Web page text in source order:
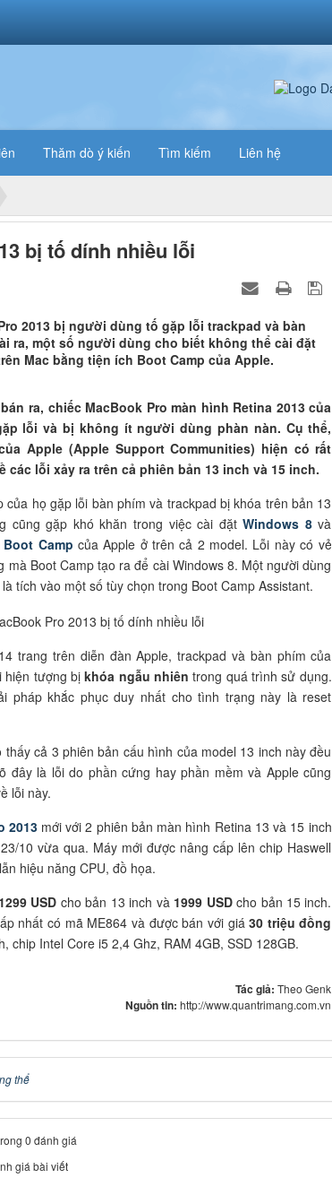
Thăm dò ý kiến Tìm kiếm Liên hệ
bị tố dính nhiều lỗi
2013 bị người dùng tố gặp lỗi trackpad và bàn
ra, một số người dùng cho biết không thể cài đặt
Mac bằng tiện ích Boot Camp của Apple.
ra, chiếc MacBook Pro màn hình Retina 2013 của
lỗi và bị không ít người dùng phàn nàn. Cụ thể,
Apple (Apple Support Communities) hiện có rất
các lỗi xảy ra trên cả phiên bản 13 inch và 15 inch.
của họ gặp lỗi bàn phím và trackpad bị khóa trên bản 13
cũng gặp khó khăn trong việc cài đặtWindows 8và
Boot Camp của Apple ở trên cả 2 model. Lỗi này có vẻ
mà Boot Camp tạo ra để cài Windows 8. Một người dùng
tích vào một số tùy chọn trong Boot Camp Assistant.
trang trên diễn đàn Apple, trackpad và bàn phím của
hiện tượng bịkhóa ngẫu nhiên trong quá trình sử dụng.
pháp khắc phục duy nhất cho tình trạng này là reset
thấy cả 3 phiên bản cấu hình của model 13 inch này đều
đây là lỗi do phần cứng hay phần mềm và Apple cũng
lỗi này.
2013mới với 2 phiên bản màn hình Retina 13 và 15 inch
10 vừa qua. Máy mới được nâng cấp lên chip Haswell
hiệu năng CPU, đồ họa.
1299 USD cho bản 13 inch và 1999 USDcho bản 15 inch.
nhất có mã ME864 và được bán với giá30 triệu đồng
chip Intel Core i5 2,4 Ghz, RAM 4GB, SSD 128GB.
Tác giả:Theo Genk
Nguồn tin:http://www.quantrimang.com.vn
thể
0 đánh giá
giá bài viết